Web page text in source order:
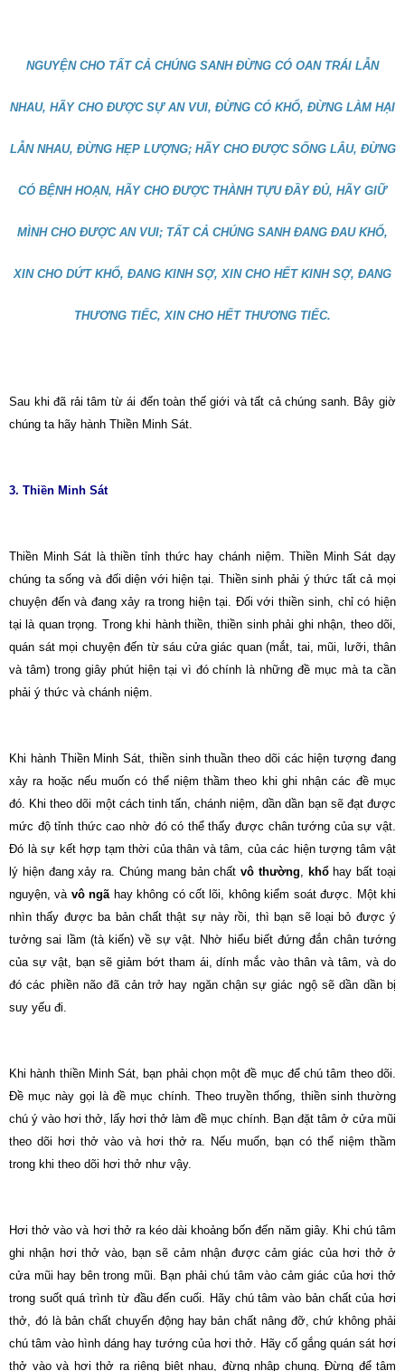
NGUYỆN CHO TẤT CẢ CHÚNG SANH ĐỪNG CÓ OAN TRÁI LẪN
NHAU, HÃY CHO ĐƯỢC SỰ AN VUI, ĐỪNG CÓ KHỔ, ĐỪNG LÀM HẠI
LẪN NHAU, ĐỪNG HẸP LƯỢNG; HÃY CHO ĐƯỢC SỐNG LÂU, ĐỪNG
CÓ BỆNH HOẠN, HÃY CHO ĐƯỢC THÀNH TỰU ĐẦY ĐỦ, HÃY GIỮ
MÌNH CHO ĐƯỢC AN VUI; TẤT CẢ CHÚNG SANH ĐANG ĐAU KHỔ,
XIN CHO DỨT KHỔ, ĐANG KINH SỢ, XIN CHO HẾT KINH SỢ, ĐANG
THƯƠNG TIẾC, XIN CHO HẾT THƯƠNG TIẾC.
Sau khi đã rải tâm từ ái đến toàn thế giới và tất cả chúng sanh. Bây giờ
chúng ta hãy hành Thiền Minh Sát.
3. Thiền Minh Sát
Thiền Minh Sát là thiền tỉnh thức hay chánh niệm. Thiền Minh Sát dạy
chúng ta sống và đối diện với hiện tại. Thiền sinh phải ý thức tất cả mọi
chuyện đến và đang xảy ra trong hiện tại. Ðối với thiền sinh, chỉ có hiện
tại là quan trọng. Trong khi hành thiền, thiền sinh phải ghi nhận, theo dõi,
quán sát mọi chuyện đến từ sáu cửa giác quan (mắt, tai, mũi, lưỡi, thân
và tâm) trong giây phút hiện tại vì đó chính là những đề mục mà ta cần
phải ý thức và chánh niệm.
Khi hành Thiền Minh Sát, thiền sinh thuần theo dõi các hiện tượng đang
xảy ra hoặc nếu muốn có thể niệm thầm theo khi ghi nhận các đề mục
đó. Khi theo dõi một cách tinh tấn, chánh niệm, dần dần bạn sẽ đạt được
mức độ tỉnh thức cao nhờ đó có thể thấy được chân tướng của sự vật.
Ðó là sự kết hợp tạm thời của thân và tâm, của các hiện tượng tâm vật
lý hiện đang xảy ra. Chúng mang bản chấtvô thường, khổhay bất toại
nguyện, và vô ngãhay không có cốt lõi, không kiểm soát được. Một khi
nhìn thấy được ba bản chất thật sự này rồi, thì bạn sẽ loại bỏ được ý
tưởng sai lầm (tà kiến) về sự vật. Nhờ hiểu biết đứng đắn chân tướng
của sự vật, bạn sẽ giảm bớt tham ái, dính mắc vào thân và tâm, và do
đó các phiền não đã cản trở hay ngăn chận sự giác ngộ sẽ dần dần bị
suy yếu đi.
Khi hành thiền Minh Sát, bạn phải chọn một đề mục để chú tâm theo dõi.
Ðề mục này gọi là đề mục chính. Theo truyền thống, thiền sinh thường
chú ý vào hơi thở, lấy hơi thở làm đề mục chính. Bạn đặt tâm ở cửa mũi
theo dõi hơi thở vào và hơi thở ra. Nếu muốn, bạn có thể niệm thầm
trong khi theo dõi hơi thở như vậy.
Hơi thở vào và hơi thở ra kéo dài khoảng bốn đến năm giây. Khi chú tâm
ghi nhận hơi thở vào, bạn sẽ cảm nhận được cảm giác của hơi thở ở
cửa mũi hay bên trong mũi. Bạn phải chú tâm vào cảm giác của hơi thở
trong suốt quá trình từ đầu đến cuối. Hãy chú tâm vào bản chất của hơi
thở, đó là bản chất chuyển động hay bản chất nâng đỡ, chứ không phải
chú tâm vào hình dáng hay tướng của hơi thở. Hãy cố gắng quán sát hơi
thở vào và hơi thở ra riêng biệt nhau, đừng nhập chung. Ðừng để tâm